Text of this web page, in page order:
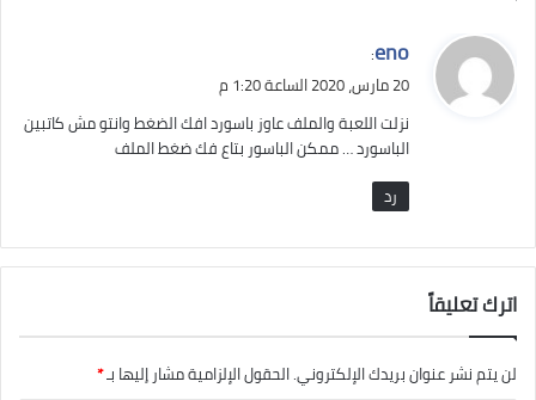
ي
ق
ل
eno
:
20 مارس، 2020 الساعة 1:20 م
نزلت اللعبة والملف عاوز باسورد افك الضغط وانتو مش كاتبين
الباسورد … ممكن الباسور بتاع فك ضغط الملف
رد
اترك تعليقاً
لن يتم نشر عنوان بريدك الإلكتروني.الحقول الإلزامية مشار إليها بـ*